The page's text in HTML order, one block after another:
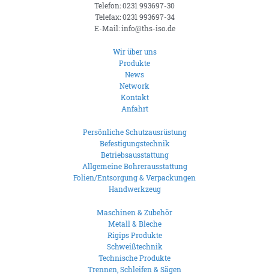
Telefon: 0231 993697-30
Telefax: 0231 993697-34
E-Mail: info@ths-iso.de
Wir über uns
Produkte
News
Network
Kontakt
Anfahrt
Persönliche Schutzausrüstung
Befestigungstechnik
Betriebsausstattung
Allgemeine Bohrerausstattung
Folien/Entsorgung & Verpackungen
Handwerkzeug
Maschinen & Zubehör
Metall & Bleche
Rigips Produkte
Schweißtechnik
Technische Produkte
Trennen, Schleifen & Sägen